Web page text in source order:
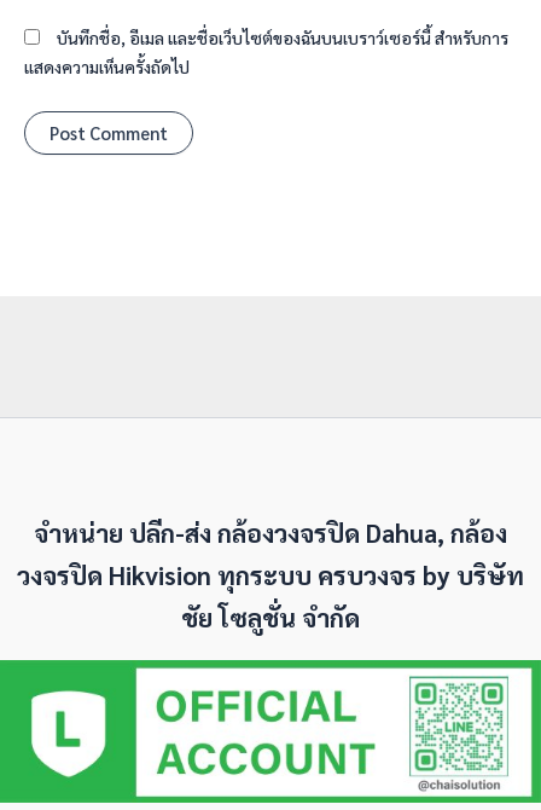
บันทึกชื่อ, อีเมล และชื่อเว็บไซต์ของฉันบนเบราว์เซอร์นี้ สำหรับการ
แสดงความเห็นครั้งถัดไป
จำหน่าย ปลีก-ส่ง กล้องวงจรปิด Dahua, กล้อง
วงจรปิด Hikvision ทุกระบบ ครบวงจร by บริษัท
ชัย โซลูชั่น จำกัด